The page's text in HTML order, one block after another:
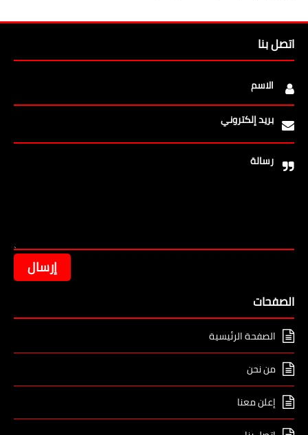
اتصل بنا
الاسم
بريد إلكتروني
رسالة
الصفحات
الصفحة الرئيسية
من نحن
إعلن معنا